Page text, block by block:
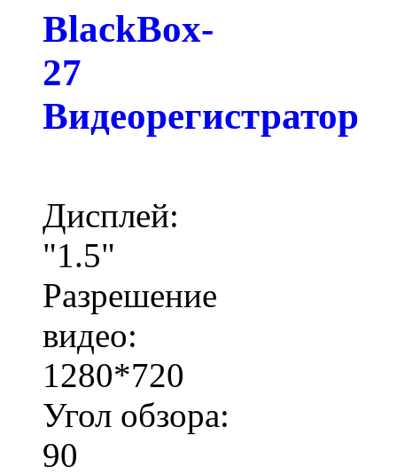
BlackBox-
27
Видеорегистратор
Дисплей:
"1.5"
Разрешение
видео:
1280*720
Угол обзора:
90